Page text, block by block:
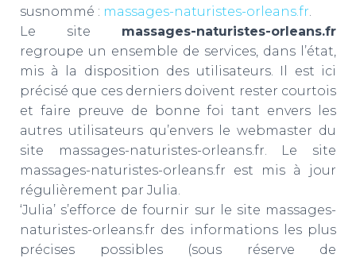
susnommé : massages-naturistes-orleans.fr.
Le site massages-naturistes-orleans.fr
regroupe un ensemble de services, dans l’état,
mis à la disposition des utilisateurs. Il est ici
précisé que ces derniers doivent rester courtois
et faire preuve de bonne foi tant envers les
autres utilisateurs qu’envers le webmaster du
site massages-naturistes-orleans.fr. Le site
massages-naturistes-orleans.fr est mis à jour
régulièrement par Julia.
‘Julia’ s’efforce de fournir sur le site massages-
naturistes-orleans.fr des informations les plus
précises possibles (sous réserve de